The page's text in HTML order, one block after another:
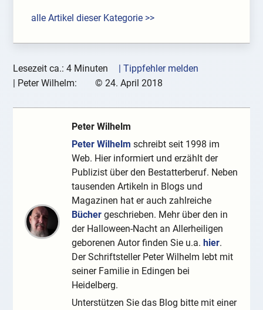
alle Artikel dieser Kategorie >>
Lesezeit ca.: 4 Minuten
| Tippfehler melden
| Peter Wilhelm: © 24. April 2018
Peter Wilhelm
Peter Wilhelm schreibt seit 1998 im
Web. Hier informiert und erzählt der
Publizist über den Bestatterberuf. Neben
tausenden Artikeln in Blogs und
Magazinen hat er auch zahlreiche
Bücher geschrieben. Mehr über den in
der Halloween-Nacht an Allerheiligen
geborenen Autor finden Sie u.a.hier.
Der Schriftsteller Peter Wilhelm lebt mit
seiner Familie in Edingen bei
Heidelberg.
Unterstützen Sie das Blog bitte mit einer